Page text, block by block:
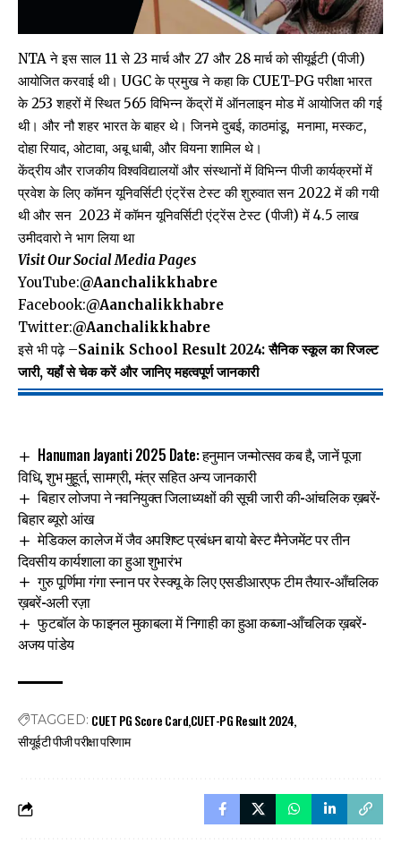
NTA ने इस साल 11 से 23 मार्च और 27 और 28 मार्च को सीयूईटी (पीजी)
आयोजित करवाई थी। UGC के प्रमुख ने कहा कि CUET-PG परीक्षा भारत
के 253 शहरों में स्थित 565 विभिन्न केंद्रों में ऑनलाइन मोड में आयोजित की गई
थी। और नौ शहर भारत के बाहर थे। जिनमे दुबई, काठमांडू, मनामा, मस्कट,
दोहा रियाद, ओटावा, अबू धाबी, और वियना शामिल थे।
केंद्रीय और राजकीय विश्वविद्यालयों और संस्थानों में विभिन्न पीजी कार्यक्रमों में
प्रवेश के लिए कॉमन यूनिवर्सिटी एंट्रेंस टेस्ट की शुरुवात सन 2022 में की गयी
थी और सन 2023 में कॉमन यूनिवर्सिटी एंट्रेंस टेस्ट (पीजी) में 4.5 लाख
उमीदवारो ने भाग लिया था
Visit Our Social Media Pages
YouTube:@Aanchalikkhabre
Facebook:@Aanchalikkhabre
Twitter:@Aanchalikkhabre
इसे भी पढ़े –Sainik School Result 2024: सैनिक स्कूल का रिजल्ट
जारी, यहाँ से चेक करें और जानिए महत्वपूर्ण जानकारी
Hanuman Jayanti 2025 Date: हनुमान जन्मोत्सव कब है, जानें पूजा
विधि, शुभ मुहूर्त, सामग्री, मंत्र सहित अन्य जानकारी
बिहार लोजपा ने नवनियुक्त जिलाध्यक्षों की सूची जारी की-आंचलिक ख़बरें-
बिहार ब्यूरो आंख
मेडिकल कालेज में जैव अपशिष्ट प्रबंधन बायो बेस्ट मैनेजमेंट पर तीन
दिवसीय कार्यशाला का हुआ शुभारंभ
गुरु पूर्णिमा गंगा स्नान पर रेस्क्यू के लिए एसडीआरएफ टीम तैयार-आँचलिक
ख़बरें-अली रज़ा
फुटबॉल के फाइनल मुकाबला में निगाही का हुआ कब्जा-आँचलिक ख़बरें-
अजय पांडेय
TAGGED: CUET PG Score CardCUET-PG Result 2024
सीयूईटी पीजी परीक्षा परिणाम